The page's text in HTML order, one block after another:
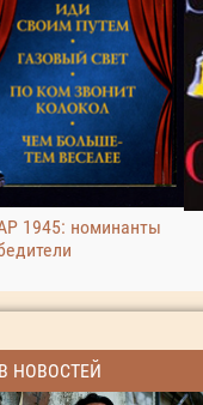
1945: номинанты
НОВОСТЕЙ